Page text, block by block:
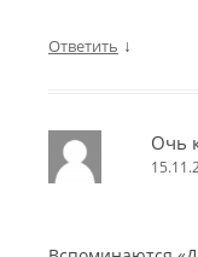
Ответить ↓
Очь